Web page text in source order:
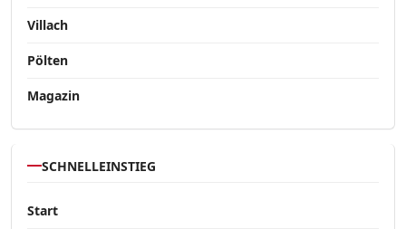
Villach
Pölten
Magazin
SCHNELLEINSTIEG
Start